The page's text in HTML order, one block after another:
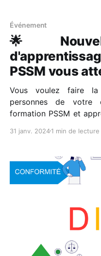
Événement
🌟
PSSM vous
Vous voulez faire
personnes de votre
formation PSSM et
C'est une expérience
la clé. 📆 Plusieurs
31 janv. 20241 min de lecture